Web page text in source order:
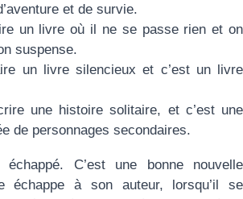
et de survie.
un livre où il ne se passe rien et on
suspense.
un livre silencieux et c’est un livre
une histoire solitaire, et c’est une
de personnages secondaires.
C’est une bonne nouvelle
échappe à son auteur, lorsqu’il se